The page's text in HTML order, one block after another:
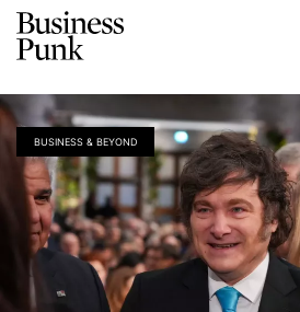
BUSINESS & BEYOND